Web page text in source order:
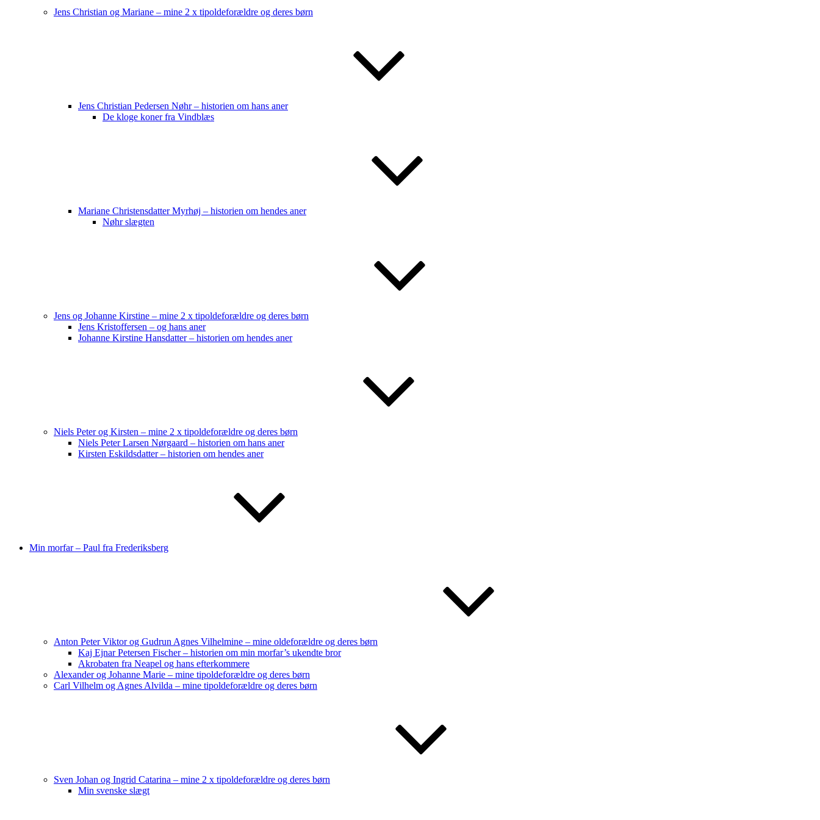
Jens Christian og Mariane – mine 2 x tipoldeforældre og deres børn
Jens Christian Pedersen Nøhr – historien om hans aner
De kloge koner fra Vindblæs
Mariane Christensdatter Myrhøj – historien om hendes aner
Nøhr slægten
Jens og Johanne Kirstine – mine 2 x tipoldeforældre og deres børn
Jens Kristoffersen – og hans aner
Johanne Kirstine Hansdatter – historien om hendes aner
Niels Peter og Kirsten – mine 2 x tipoldeforældre og deres børn
Niels Peter Larsen Nørgaard – historien om hans aner
Kirsten Eskildsdatter – historien om hendes aner
Min morfar – Paul fra Frederiksberg
Anton Peter Viktor og Gudrun Agnes Vilhelmine – mine oldeforældre og deres børn
Kaj Ejnar Petersen Fischer – historien om min morfar’s ukendte bror
Akrobaten fra Neapel og hans efterkommere
Alexander og Johanne Marie – mine tipoldeforældre og deres børn
Carl Vilhelm og Agnes Alvilda – mine tipoldeforældre og deres børn
Sven Johan og Ingrid Catarina – mine 2 x tipoldeforældre og deres børn
Min svenske slægt